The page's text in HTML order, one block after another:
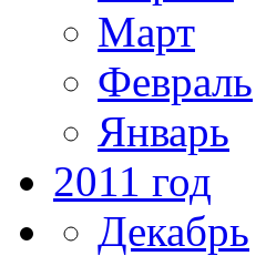
Март
Февраль
Январь
2011 год
Декабрь